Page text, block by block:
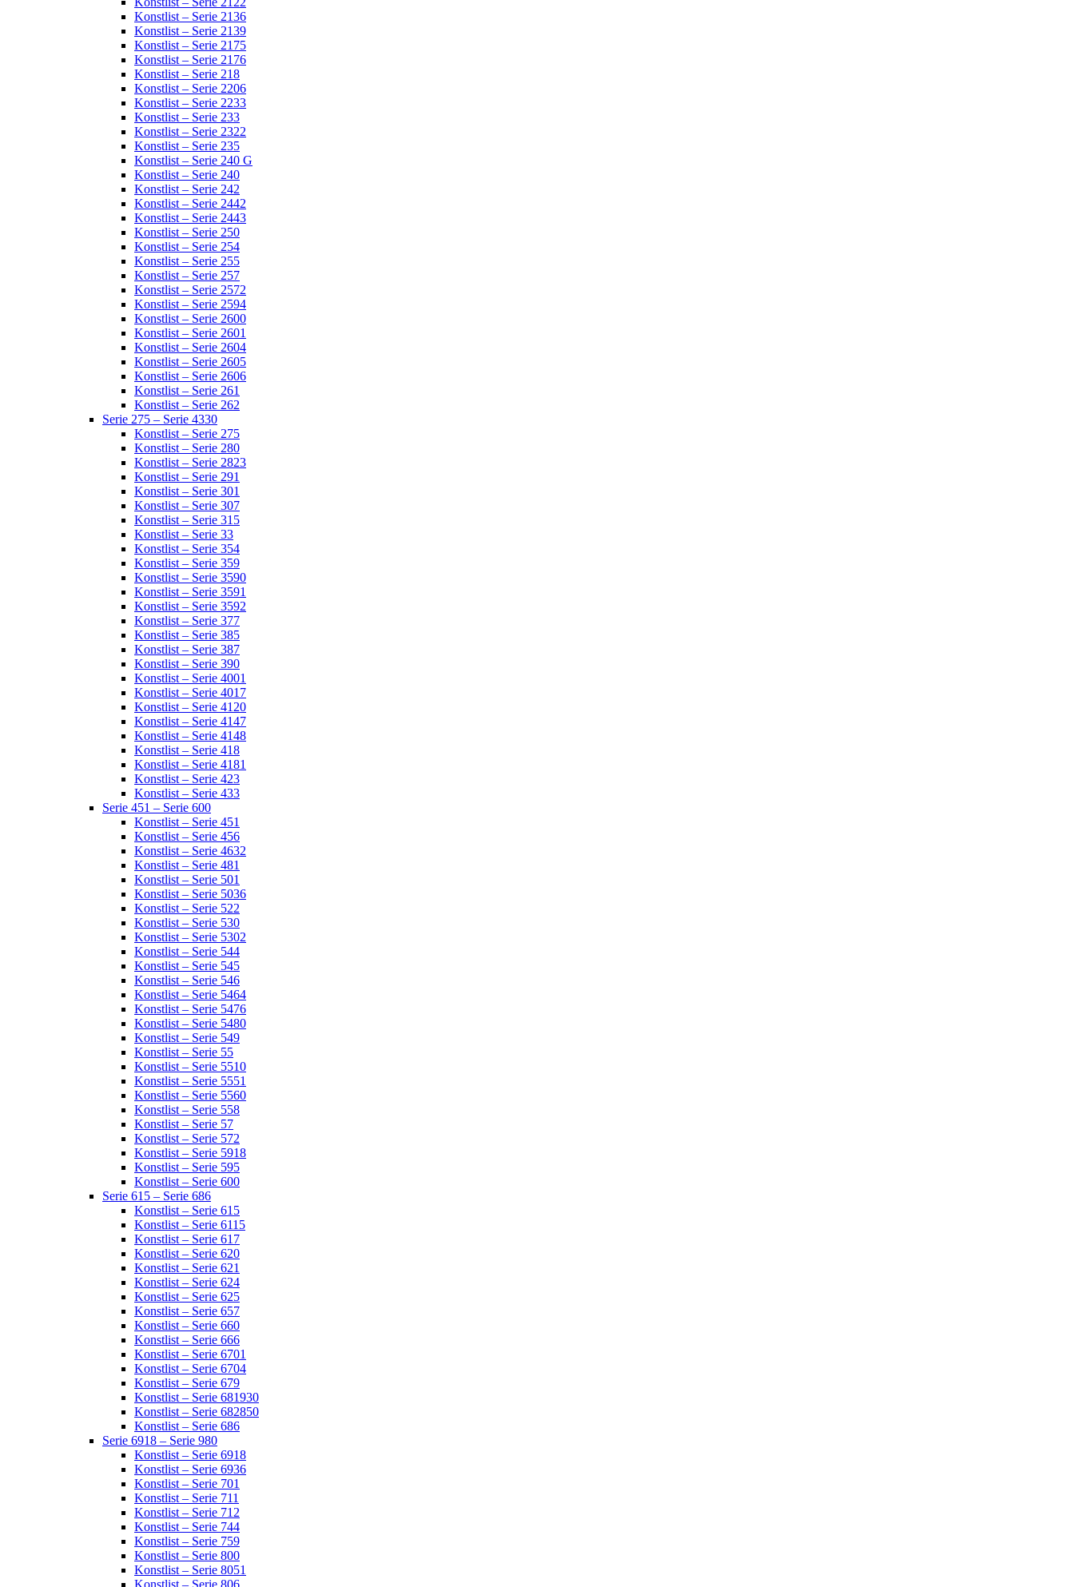
Konstlist – Serie 2136
Konstlist – Serie 2139
Konstlist – Serie 2175
Konstlist – Serie 2176
Konstlist – Serie 218
Konstlist – Serie 2206
Konstlist – Serie 2233
Konstlist – Serie 233
Konstlist – Serie 2322
Konstlist – Serie 235
Konstlist – Serie 240 G
Konstlist – Serie 240
Konstlist – Serie 242
Konstlist – Serie 2442
Konstlist – Serie 2443
Konstlist – Serie 250
Konstlist – Serie 254
Konstlist – Serie 255
Konstlist – Serie 257
Konstlist – Serie 2572
Konstlist – Serie 2594
Konstlist – Serie 2600
Konstlist – Serie 2601
Konstlist – Serie 2604
Konstlist – Serie 2605
Konstlist – Serie 2606
Konstlist – Serie 261
Konstlist – Serie 262
Serie 275 – Serie 4330
Konstlist – Serie 275
Konstlist – Serie 280
Konstlist – Serie 2823
Konstlist – Serie 291
Konstlist – Serie 301
Konstlist – Serie 307
Konstlist – Serie 315
Konstlist – Serie 33
Konstlist – Serie 354
Konstlist – Serie 359
Konstlist – Serie 3590
Konstlist – Serie 3591
Konstlist – Serie 3592
Konstlist – Serie 377
Konstlist – Serie 385
Konstlist – Serie 387
Konstlist – Serie 390
Konstlist – Serie 4001
Konstlist – Serie 4017
Konstlist – Serie 4120
Konstlist – Serie 4147
Konstlist – Serie 4148
Konstlist – Serie 418
Konstlist – Serie 4181
Konstlist – Serie 423
Konstlist – Serie 433
Serie 451 – Serie 600
Konstlist – Serie 451
Konstlist – Serie 456
Konstlist – Serie 4632
Konstlist – Serie 481
Konstlist – Serie 501
Konstlist – Serie 5036
Konstlist – Serie 522
Konstlist – Serie 530
Konstlist – Serie 5302
Konstlist – Serie 544
Konstlist – Serie 545
Konstlist – Serie 546
Konstlist – Serie 5464
Konstlist – Serie 5476
Konstlist – Serie 5480
Konstlist – Serie 549
Konstlist – Serie 55
Konstlist – Serie 5510
Konstlist – Serie 5551
Konstlist – Serie 5560
Konstlist – Serie 558
Konstlist – Serie 57
Konstlist – Serie 572
Konstlist – Serie 5918
Konstlist – Serie 595
Konstlist – Serie 600
Serie 615 – Serie 686
Konstlist – Serie 615
Konstlist – Serie 6115
Konstlist – Serie 617
Konstlist – Serie 620
Konstlist – Serie 621
Konstlist – Serie 624
Konstlist – Serie 625
Konstlist – Serie 657
Konstlist – Serie 660
Konstlist – Serie 666
Konstlist – Serie 6701
Konstlist – Serie 6704
Konstlist – Serie 679
Konstlist – Serie 681930
Konstlist – Serie 682850
Konstlist – Serie 686
Serie 6918 – Serie 980
Konstlist – Serie 6918
Konstlist – Serie 6936
Konstlist – Serie 701
Konstlist – Serie 711
Konstlist – Serie 712
Konstlist – Serie 744
Konstlist – Serie 759
Konstlist – Serie 800
Konstlist – Serie 8051
Konstlist – Serie 806